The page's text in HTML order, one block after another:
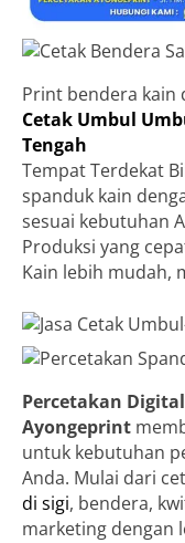
Print bendera kain
Cetak Umbul
Tengah
Tempat Terdekat
spanduk kain
sesuai kebutuhan
Produksi yang
Kain lebih mudah,
Percetakan
Ayongeprint
untuk kebutuhan
Anda. Mulai dari
di sigi, bendera,
marketing dengan